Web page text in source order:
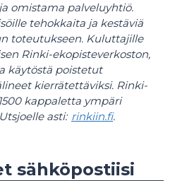
omistama palveluyhtiö.
tehokkaita ja kestäviä
toteutukseen. Kuluttajille
Rinki-ekopisteverkoston,
käytöstä poistetut
kierrätettäviksi. Rinki-
kappaletta ympäri
asti: rinkiin.fi.
sähköpostiisi